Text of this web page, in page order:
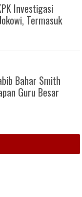
Investigasi
Termasuk
Bahar Smith
Guru Besar